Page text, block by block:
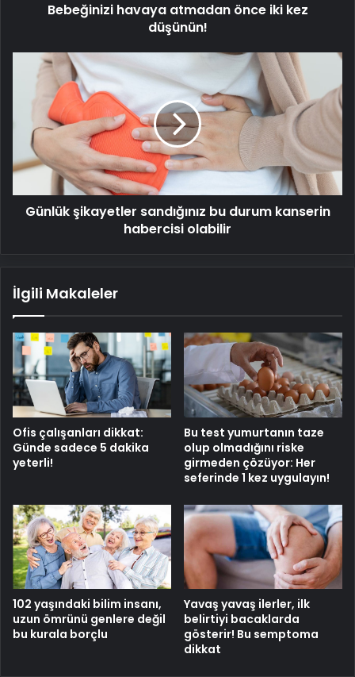
Bebeğinizi havaya atmadan önce iki kez
düşünün!
Günlük
şikayetler
sandığınız
durum
kanserin
habercisi
olabilir
Günlük şikayetler sandığınız bu durum kanserin
habercisi olabilir
İlgili Makaleler
Ofis çalışanları dikkat:
Günde sadece 5 dakika
yeterli!
Bu test yumurtanın taze
olup olmadığını riske
girmeden çözüyor: Her
seferinde 1 kez uygulayın!
102 yaşındaki bilim insanı,
uzun ömrünü genlere değil
bu kurala borçlu
Yavaş yavaş ilerler, ilk
belirtiyi bacaklarda
gösterir! Bu semptoma
dikkat